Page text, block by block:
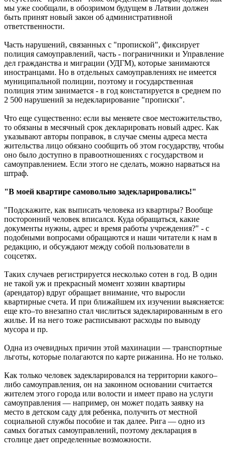
мы уже сообщали, в обозримом будущем в Латвии должен
быть принят новый закон об административной
ответственности.
Часть нарушений, связанных с "пропиской", фиксирует
полиция самоуправлений, часть - пограничники и Управление
дел гражданства и миграции (УДГМ), которые занимаются
иностранцами. Но в отдельных самоуправлениях не имеется
муниципальной полиции, поэтому и государственная
полиция этим занимается - в год констатируется в среднем по
2 500 нарушений за недекларирование "прописки".
Что еще существенно: если вы меняете свое местожительство,
то обязаны в месячный срок декларировать новый адрес. Как
указывают авторы поправок, в случае смены адреса места
жительства лицо обязано сообщить об этом государству, чтобы
оно было доступно в правоотношениях с государством и
самоуправлением. Если этого не сделать, можно нарваться на
штраф.
"В моей квартире самовольно задекларировались!"
"Подскажите, как выписать человека из квартиры? Вообще
посторонний человек вписался. Куда обращаться, какие
документы нужны, адрес и время работы учреждения?" - с
подобными вопросами обращаются и наши читатели к нам в
редакцию, и обсуждают между собой пользователи в
соцсетях.
Таких случаев регистрируется несколько сотен в год. В один
не такой уж и прекрасный момент хозяин квартиры
(арендатор) вдруг обращает внимание, что выросли
квартирные счета. И при ближайшем их изучении выясняется:
еще кто–то внезапно стал числиться задекларированным в его
жилье. И на него тоже расписывают расходы по выводу
мусора и пр.
Одна из очевидных причин этой махинации — транспортные
льготы, которые полагаются по карте рижанина. Но не только.
Как только человек задекларировался на территории какого–
либо самоуправления, он на законном основании считается
жителем этого города или волости и имеет право на услуги
самоуправления — например, он может подать заявку на
место в детском саду для ребенка, получить от местной
социальной службы пособие и так далее. Рига — одно из
самых богатых самоуправлений, поэтому декларация в
столице дает определенные возможности.